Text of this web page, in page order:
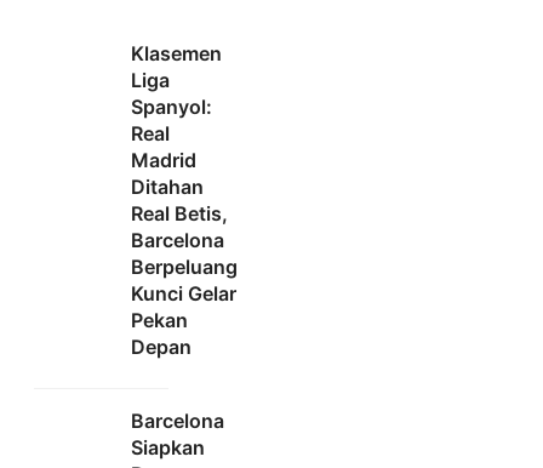
Klasemen
Liga
Spanyol:
Real
Madrid
Ditahan
Real Betis,
Barcelona
Berpeluang
Kunci Gelar
Pekan
Depan
Barcelona
Siapkan